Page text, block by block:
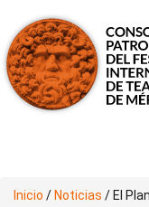
Inicio / Noticias / El